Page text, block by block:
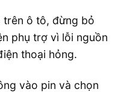
trên ô tô, đừng bỏ
phụ trợ vì lỗi nguồn
thoại hỏng.